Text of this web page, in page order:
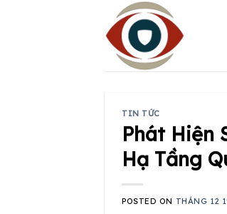
TIN TỨC
Phát Hiện
Hạ Tầng
POSTED ON THÁNG 12